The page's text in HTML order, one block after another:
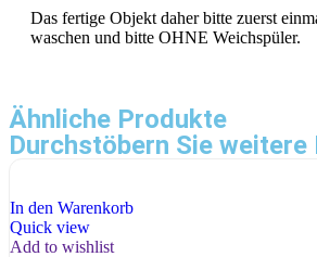
Das fertige Objekt daher bitte zuerst
waschen und bitte OHNE Weichspüler.
Ähnliche Produkte
Durchstöbern Sie
In den Warenkorb
Quick view
Add to wishlist